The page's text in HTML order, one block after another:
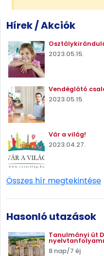
Hírek / Akciók
2023.05.15.
Vendéglátó
2023.05.15.
Vár a világ!
2023.04.27.
Összes hír megtekintése
Hasonló utazások
Tanulmányi út
8 nap/7 éj